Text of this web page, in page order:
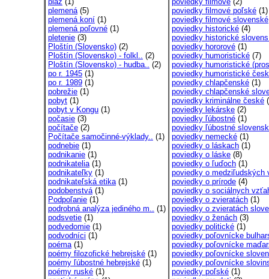
plemená(5)
plemená koní (1)
plemená poľovné (1)
pletenie (3)
Ploštín (Slovensko) (2)
Ploštín (Slovensko) - folkl.. (2)
Ploštín (Slovensko) - hudba.. (2)
po r. 1945 (1)
po r. 1989 (1)
pobrežie (1)
pobyt (1)
pobyt v Kongu (1)
počasie (3)
počítače (2)
Počítače samočinné-výklady.. (1)
podnebie (1)
podnikanie (1)
podnikatelia(1)
podnikateľky (1)
podnikateľská etika(1)
podobenstvá(1)
Podpoľanie (1)
podrobná analýza jediného m.. (1)
podsvetie (1)
podvedomie (1)
podvodníci (1)
poéma(1)
poémy filozofické hebrejské (1)
poémy ľúbostné hebrejské (1)
poémy ruské (1)
poviedky filmové poľské (1)
poviedky filmové slovenské
poviedky historické (4)
poviedky historické
poviedky hororové (1)
poviedky humoristické (7)
poviedky humoristické
poviedky humoristické
poviedky chlapčenské (1)
poviedky chlapčenské
poviedky kriminálne české
poviedky lekárske (2)
poviedky ľúbostné (1)
poviedky ľúbostné
poviedky nemecké (1)
poviedky o láskach (1)
poviedky o láske (8)
poviedky o ľuďoch (1)
poviedky o medziľudských
poviedky o prírode (4)
poviedky o sociálnych
poviedky o zvieratách (1)
poviedky o zvieratách
poviedky o ženách (3)
poviedky politické (1)
poviedky poľovnícke
poviedky poľovnícke
poviedky poľovnícke
poviedky poľovnícke
poviedky poľské (1)